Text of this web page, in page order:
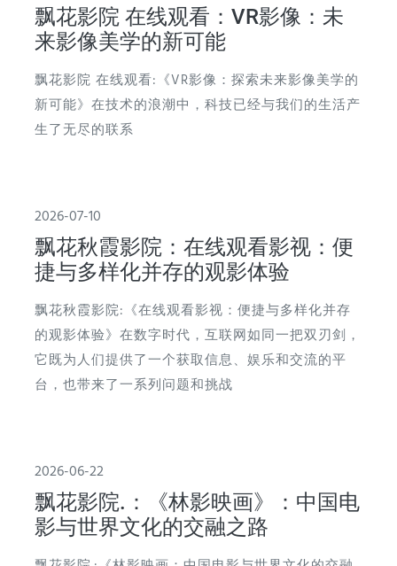
飘花影院 在线观看：VR影像：未
来影像美学的新可能
飘花影院 在线观看:《VR影像：探索未来影像美学的
新可能》在技术的浪潮中，科技已经与我们的生活产
生了无尽的联系
2026-07-10
飘花秋霞影院：在线观看影视：便
捷与多样化并存的观影体验
飘花秋霞影院:《在线观看影视：便捷与多样化并存
的观影体验》在数字时代，互联网如同一把双刃剑，
它既为人们提供了一个获取信息、娱乐和交流的平
台，也带来了一系列问题和挑战
2026-06-22
飘花影院.：《林影映画》：中国电
影与世界文化的交融之路